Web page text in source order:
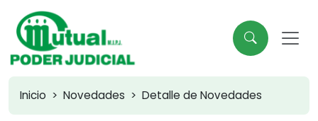
Inicio Novedades Detalle de Novedades